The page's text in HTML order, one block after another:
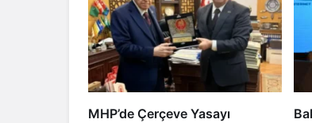
MHP’de Çerçeve Yasayı